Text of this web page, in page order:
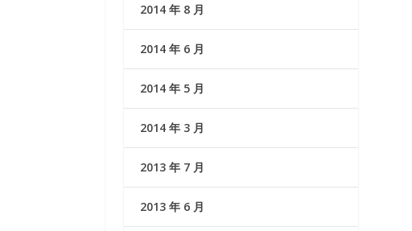
2014 年 8 月
2014 年 6 月
2014 年 5 月
2014 年 3 月
2013 年 7 月
2013 年 6 月